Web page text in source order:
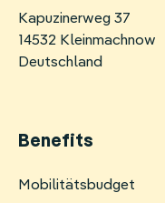
Kapuzinerweg 37
14532 Kleinmachnow
Deutschland
Benefits
Navigation
Mobilitätsbudget